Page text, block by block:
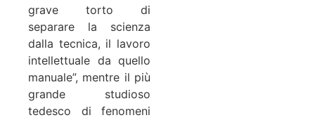
grave torto di
separare la scienza
dalla tecnica, il lavoro
intellettuale da quello
manuale”, mentre il più
grande studioso
tedesco di fenomeni